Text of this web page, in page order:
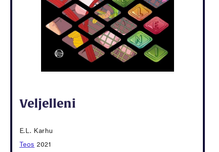
Veljelleni
E.L. Karhu
Teos 2021